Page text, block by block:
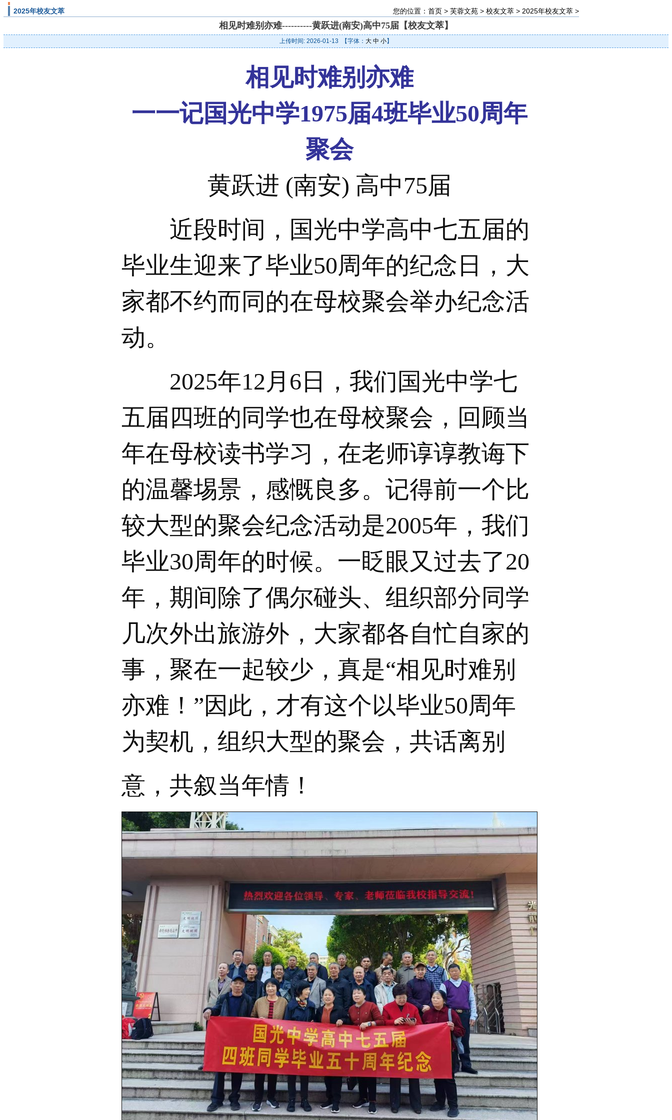
2025年校友文萃 您的位置：首页 >芙蓉文苑 >校友文萃 > 2025年校友文萃 >
相见时难别亦难----------黄跃进(南安)高中75届【校友文萃】
上传时间: 2026-01-13 【字体： 大 中 小】
相见时难别亦难
一一记国光中学1975届4班毕业50周年
聚会
黄跃进 (南安) 高中75届
近段时间，国光中学高中七五届的
毕业生迎来了毕业50周年的纪念日，大
家都不约而同的在母校聚会举办纪念活
动。
2025年12月6日，我们国光中学七
五届四班的同学也在母校聚会，回顾当
年在母校读书学习，在老师谆谆教诲下
的温馨埸景，感慨良多。记得前一个比
较大型的聚会纪念活动是2005年，我们
毕业30周年的时候。一眨眼又过去了20
年，期间除了偶尔碰头、组织部分同学
几次外出旅游外，大家都各自忙自家的
事，聚在一起较少，真是“相见时难别
亦难！”因此，才有这个以毕业50周年
为契机，组织大型的聚会，共话离别
意，共叙当年情！